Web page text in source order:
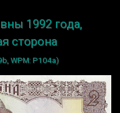
1992 года,
сторона
WPM: P104a)